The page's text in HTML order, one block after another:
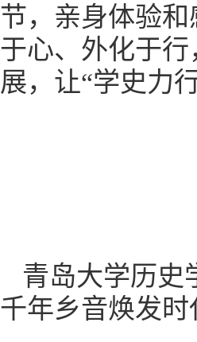
节，亲身体验
于心、外化于
展，让“学史力
青岛大学历史
千年乡音焕发